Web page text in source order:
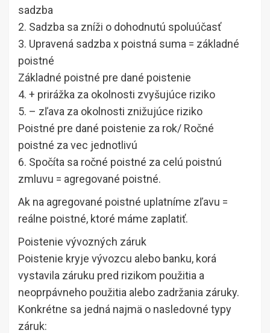
sadzba
2. Sadzba sa zníži o dohodnutú spoluúčasť
3. Upravená sadzba x poistná suma = základné
poistné
Základné poistné pre dané poistenie
4. + prirážka za okolnosti zvyšujúce riziko
5. – zľava za okolnosti znižujúce riziko
Poistné pre dané poistenie za rok/ Ročné
poistné za vec jednotlivú
6. Spočíta sa ročné poistné za celú poistnú
zmluvu = agregované poistné.
Ak na agregované poistné uplatníme zľavu =
reálne poistné, ktoré máme zaplatiť.
Poistenie vývozných záruk
Poistenie kryje vývozcu alebo banku, korá
vystavila záruku pred rizikom použitia a
neoprpávneho použitia alebo zadržania záruky.
Konkrétne sa jedná najmä o nasledovné typy
záruk: